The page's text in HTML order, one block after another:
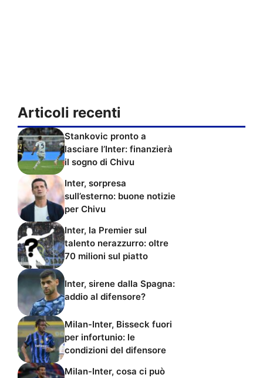
Articoli recenti
Stankovic pronto a
lasciare l’Inter: finanzierà
il sogno di Chivu
Inter, sorpresa
sull’esterno: buone notizie
per Chivu
Inter, la Premier sul
talento nerazzurro: oltre
70 milioni sul piatto
Inter, sirene dalla Spagna:
addio al difensore?
Milan-Inter, Bisseck fuori
per infortunio: le
condizioni del difensore
Milan-Inter, cosa ci può